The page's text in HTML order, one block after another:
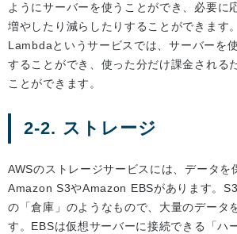
ようにサーバーを使うことができ、必要に
増やしたり減らしたりすることができます
Lambdaというサービスでは、サーバーを
することができ、使った分だけ課金される
ことができます。
2-2. ストレージ
AWSのストレージサービスには、データを
Amazon S3やAmazon EBSがあります。
の「倉庫」のようなもので、大量のデータ
す。EBSは仮想サーバーに接続できる「ハ